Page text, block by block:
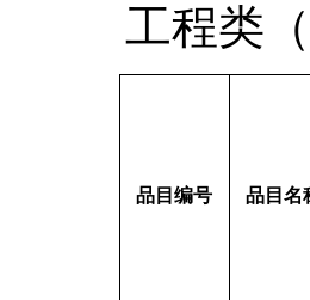
工程类
品目编号 品目名